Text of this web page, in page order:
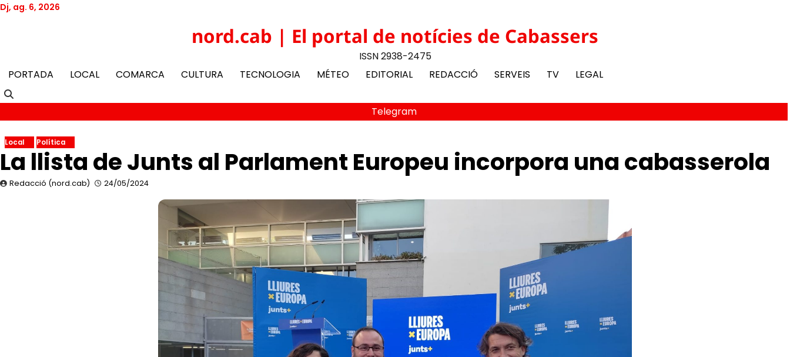
Skip
Dj, ag. 6, 2026
nord.cab | El portal de notícies de Cabassers
ISSN 2938-2475
PORTADA
LOCAL COMARCA CULTURA TECNOLOGIA MÉTEO EDITORIAL REDACCIÓ SERVEIS TV LEGAL
Telegram
Local Política
La llista de Junts al Parlament Europeu incorpora una cabasserola
Redacció (nord.cab) 24/05/2024